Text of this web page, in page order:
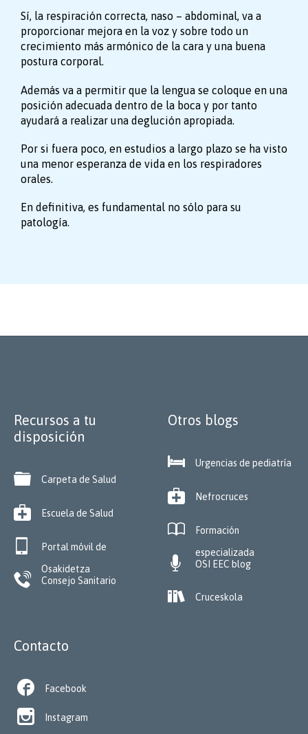
Sí, la respiración correcta, naso – abdominal, va a
proporcionar mejora en la voz y sobre todo un
crecimiento más armónico de la cara y una buena
postura corporal.
Además va a permitir que la lengua se coloque en una
posición adecuada dentro de la boca y por tanto
ayudará a realizar una deglución apropiada.
Por si fuera poco, en estudios a largo plazo se ha visto
una menor esperanza de vida en los respiradores
orales.
En definitiva, es fundamental no sólo para su
patología.
Recursos a tu
disposición
 Carpeta de Salud
 Escuela de Salud

Portal móvil de
Osakidetza
 Consejo Sanitario
Otros blogs
 Urgencias de pediatría
 Nefrocruces

Formación
especializada
 OSI EEC blog
 Cruceskola
Contacto
 Facebook
 Instagram